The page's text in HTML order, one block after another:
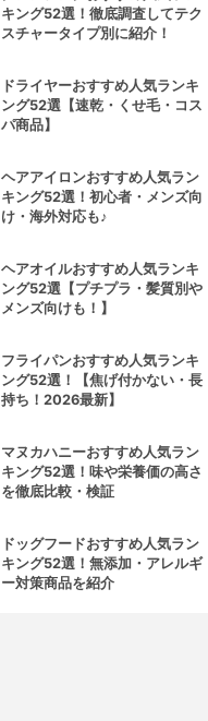
キング52選！徹底調査してテク
スチャータイプ別に紹介！
ドライヤーおすすめ人気ランキ
ング52選【速乾・くせ毛・コス
パ商品】
ヘアアイロンおすすめ人気ラン
キング52選！初心者・メンズ向
け・海外対応も♪
ヘアオイルおすすめ人気ランキ
ング52選【プチプラ・髪質別や
メンズ向けも！】
フライパンおすすめ人気ランキ
ング52選！【焦げ付かない・長
持ち！2026最新】
マヌカハニーおすすめ人気ラン
キング52選！味や栄養価の高さ
を徹底比較・検証
ドッグフードおすすめ人気ラン
キング52選！無添加・アレルギ
ー対策商品を紹介